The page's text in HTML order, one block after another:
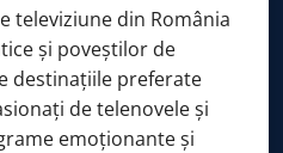
televiziune din România
și poveștilor de
destinațiile preferate
de telenovele și
emoționante și